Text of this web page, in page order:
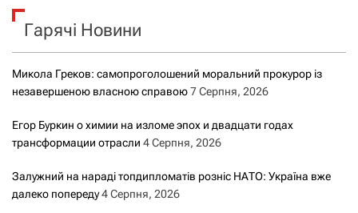
ц
і
я
з
з
к
Гарячі Новини
Микола Греков: самопроголошений моральний прокурор із
незавершеною власною справою7 Серпня, 2026
Егор Буркин о химии на изломе эпох и двадцати годах
трансформации отрасли 4 Серпня, 2026
Залужний на нараді топдипломатів розніс НАТО: Україна вже
далеко попереду4 Серпня, 2026